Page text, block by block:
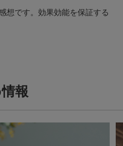
想です。効果効能を保証する
報